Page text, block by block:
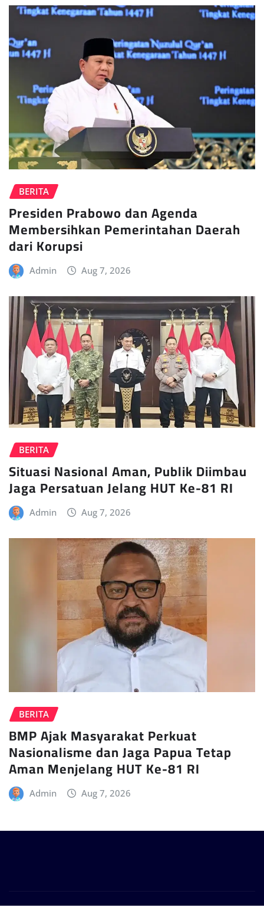
BERITA
Presiden Prabowo dan Agenda
Membersihkan Pemerintahan Daerah
dari Korupsi
Admin Aug 7, 2026
BERITA
Situasi Nasional Aman, Publik Diimbau
Jaga Persatuan Jelang HUT Ke-81 RI
Admin Aug 7, 2026
BERITA
BMP Ajak Masyarakat Perkuat
Nasionalisme dan Jaga Papua Tetap
Aman Menjelang HUT Ke-81 RI
Admin Aug 7, 2026